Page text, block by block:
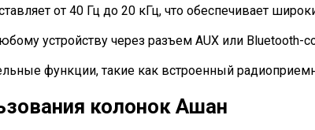
от 40 Гц до 20 кГц, что обеспечивает
устройству через разъем AUX или Bluetooth-
функции, такие как встроенный
колонок Ашан